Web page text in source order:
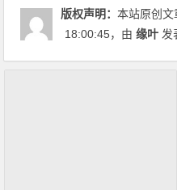
版权声明：本站原创文
18:00:45，由缘叶 发